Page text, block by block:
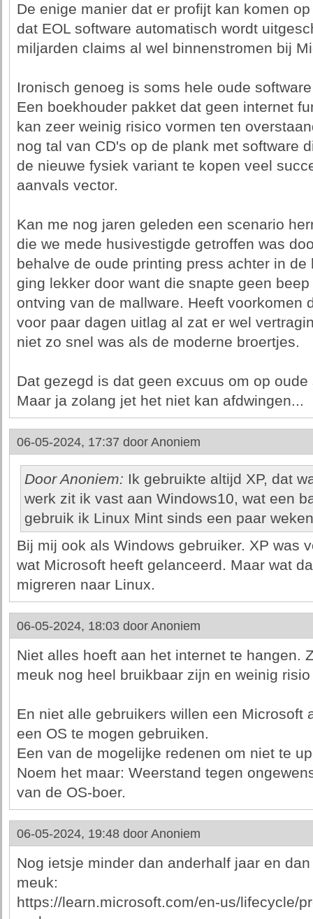
De enige manier dat er profijt kan komen
dat EOL software automatisch wordt
miljarden claims al wel binnenstromen bij
Ironisch genoeg is soms hele oude
Een boekhouder pakket dat geen internet
kan zeer weinig risico vormen ten
nog tal van CD's op de plank met software
de nieuwe fysiek variant te kopen veel
aanvals vector.
Kan me nog jaren geleden een scenario
die we mede husivestigde getroffen was
behalve de oude printing press achter in
ging lekker door want die snapte geen
ontving van de mallware. Heeft voorkomen
voor paar dagen uitlag al zat er wel
niet zo snel was als de moderne broertjes.
Dat gezegd is dat geen excuus om op
Maar ja zolang jet het niet kan afdwingen...
06-05-2024, 17:37 door Anoniem
Door Anoniem: Ik gebruikte altijd XP, dat
werk zit ik vast aan Windows10, wat een
gebruik ik Linux Mint sinds een paar
Bij mij ook als Windows gebruiker. XP was
wat Microsoft heeft gelanceerd. Maar wat
migreren naar Linux.
06-05-2024, 18:03 door Anoniem
Niet alles hoeft aan het internet te hangen.
meuk nog heel bruikbaar zijn en weinig
En niet alle gebruikers willen een Microsoft
een OS te mogen gebruiken.
Een van de mogelijke redenen om niet te
Noem het maar: Weerstand tegen
van de OS-boer.
06-05-2024, 19:48 door Anoniem
Nog ietsje minder dan anderhalf jaar en
meuk:
https://learn.microsoft.com/en-us/lifecycle/